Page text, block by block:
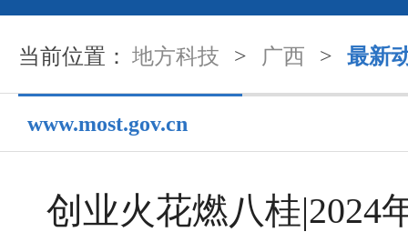
当前位置： 地方科技 > 广西 > 最新
www.most.gov.cn
创业火花燃八桂|2024